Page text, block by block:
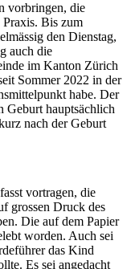
vorbringen, die
Praxis. Bis zum
den Dienstag,
auch die
im Kanton Zürich
Sommer 2022 in der
habe. Der
Geburt hauptsächlich
nach der Geburt
vortragen, die
grossen Druck des
Die auf dem Papier
worden. Auch sei
das Kind
Es sei angedacht